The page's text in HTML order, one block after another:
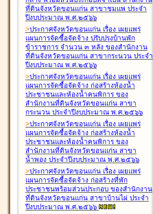
ที่ดินจังหวัดขอนแก่น สาขาชุมแพ ประจำ
ปีงบประมาณ พ.ศ.๒๕๖๖
>ประกาศจังหวัดขอนแก่น เรื่อง เผยแพร่
แผนการจัดซื้อจัดจ้าง ปรับปรุงบ้านพัก
ข้าราชการ จำนวน ๓ หลัง ของสำนักงาน
ที่ดินจังหวัดขอนแก่น สาขากระนวน ประจำ
ปีงบประมาณ พ.ศ.๒๕๖๖
>ประกาศจังหวัดขอนแก่น เรื่อง เผยแพร่
แผนการจัดซื้อจัดจ้าง ก่อสร้างห้องน้ำ
ประชาชนและห้องน้ำคนพิการ ของ
สำนักงานที่ดินจังหวัดขอนแก่น สาขา
กระนวน ประจำปีงบประมาณ พ.ศ.๒๕๖๖
>ประกาศจังหวัดขอนแก่น เรื่อง เผยแพร่
แผนการจัดซื้อจัดจ้าง ก่อสร้างห้องน้ำ
ประชาชนและห้องน้ำคนพิการ ของ
สำนักงานที่ดินจังหวัดขอนแก่น สาขา
น้ำพอง ประจำปีงบประมาณ พ.ศ.๒๕๖๖
>ประกาศจังหวัดขอนแก่น เรื่อง เผยแพร่
แผนการจัดซื้อจัดจ้าง ก่อสร้างที่พัก
ประชาชนพร้อมส่วนประกอบ ของสำนักงาน
ที่ดินจังหวัดขอนแก่น สาขาบ้านไผ่ ประจำ
ปีงบประมาณ พ.ศ.๒๕๖๖